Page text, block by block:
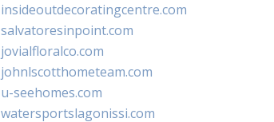
insideoutdecoratingcentre.com
salvatoresinpoint.com
jovialfloralco.com
johnlscotthometeam.com
u-seehomes.com
watersportslagonissi.com